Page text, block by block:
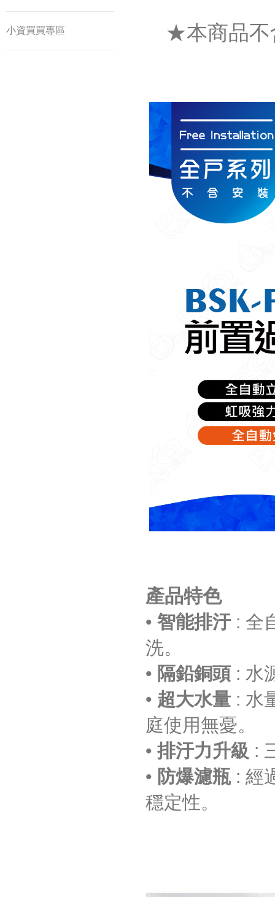
小資買買專區 ★本商品不
產品特色
• 智能排汙: 全
洗。
• 隔鉛銅頭: 水
• 超大水量 : 水
庭使用無憂。
• 排汙力升級 :
• 防爆濾瓶: 經
穩定性。